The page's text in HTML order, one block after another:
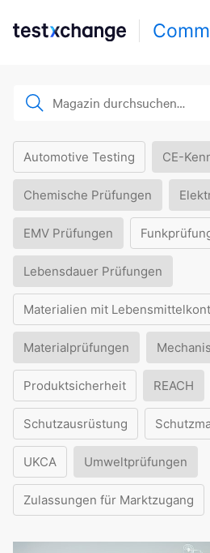
Automotive Testing CE-
Chemische Prüfungen
EMV Prüfungen
Lebensdauer Prüfungen
Materialien mit
Materialprüfungen
Produktsicherheit REACH
Schutzausrüstung
UKCA Umweltprüfungen
Zulassungen für Marktzugang